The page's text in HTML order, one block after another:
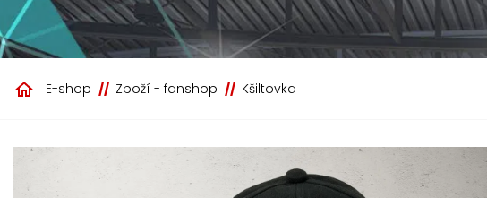
E-shop Zboží - fanshop Kšiltovka